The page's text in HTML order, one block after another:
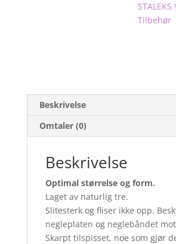
STALEKS
Tilbehør
Beskrivelse
Omtaler (0)
Beskrivelse
Optimal størrelse og form.
Laget av naturlig tre.
Slitesterk og fliser ikke opp.
negleplaten og neglebåndet
Skarpt tilspisset, noe som gjør